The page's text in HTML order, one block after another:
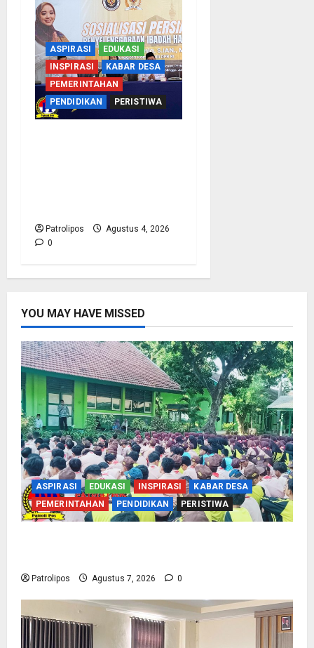
ASPIRASI
EDUKASI
INSPIRASI
KABAR DESA
PEMERINTAHAN
PENDIDIKAN
PERISTIWA
Patrolipos
Agustus 4, 2026
0
YOU MAY HAVE MISSED
ASPIRASI EDUKASI INSPIRASI
KABAR DESA
PEMERINTAHAN
PENDIDIKAN PERISTIWA
Patrolipos Agustus 7, 2026 0